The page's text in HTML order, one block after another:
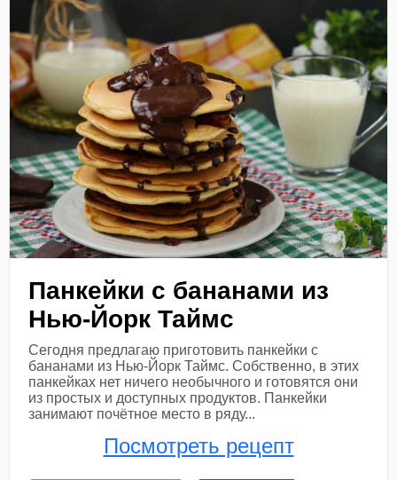
Панкейки с бананами из
Нью-Йорк Таймс
Сегодня предлагаю приготовить панкейки с
бананами из Нью-Йорк Таймс. Собственно, в этих
панкейках нет ничего необычного и готовятся они
из простых и доступных продуктов. Панкейки
занимают почётное место в ряду...
Посмотреть рецепт